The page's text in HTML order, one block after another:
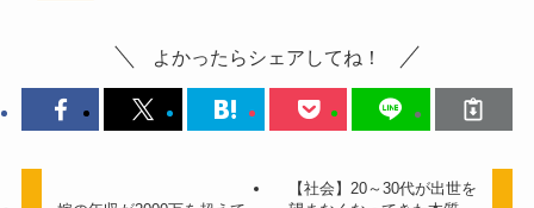
よかったらシェアしてね！
【社会】20～30代が出世を